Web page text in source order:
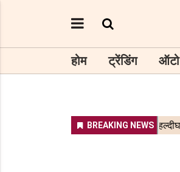
होम ट्रेंडिंग ऑटो